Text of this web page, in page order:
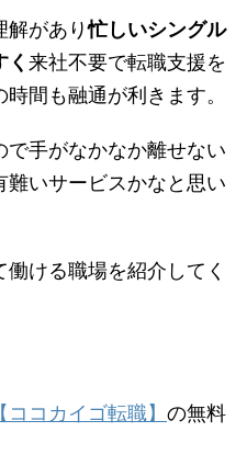
解があり忙しいシングル
来社不要で転職支援を
間も融通が利きます。
で手がなかなか離せない
難いサービスかなと思い
ける職場を紹介してく
コカイゴ転職】 の無料